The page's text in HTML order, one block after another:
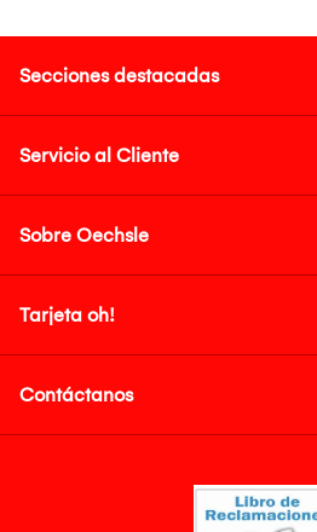
Secciones destacadas
Servicio al Cliente
Sobre Oechsle
Tarjeta oh!
Contáctanos